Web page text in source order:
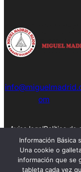
om
Aviso legalPolítica de
Información Básica
Una cookie o
información que se
tableta cada vez